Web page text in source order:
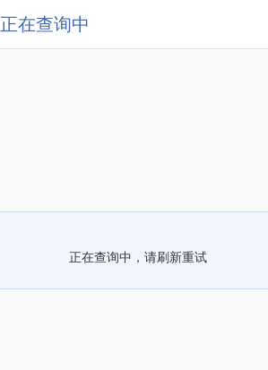
正在查询中
正在查询中，请刷新重试